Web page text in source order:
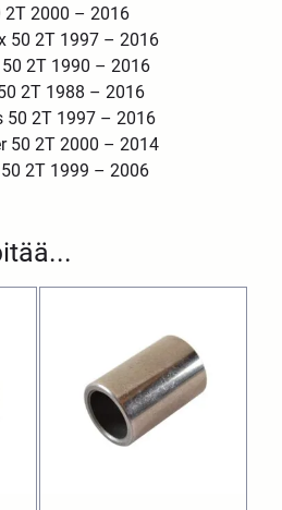
2T 2000 – 2016
50 2T 1997 – 2016
50 2T 1990 – 2016
2T 1988 – 2016
50 2T 1997 – 2016
50 2T 2000 – 2014
2T 1999 – 2006